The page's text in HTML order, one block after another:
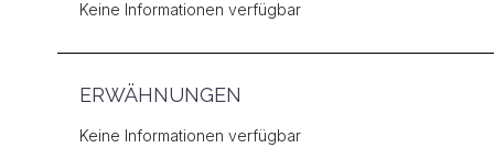
Keine Informationen verfügbar
ERWÄHNUNGEN
Keine Informationen verfügbar